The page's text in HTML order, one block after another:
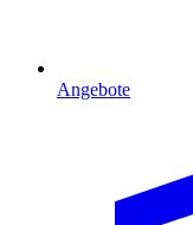
Angebote